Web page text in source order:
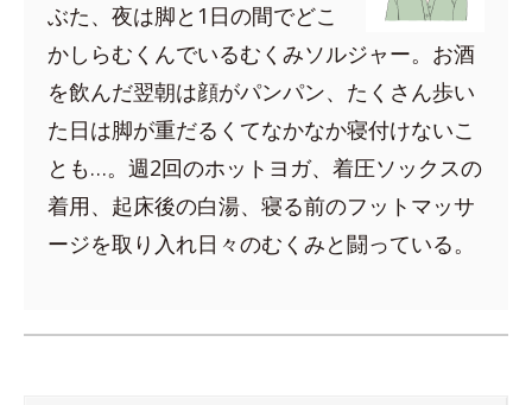
ぶた、夜は脚と1日の間でどこ
かしらむくんでいるむくみソルジャー。お酒
を飲んだ翌朝は顔がパンパン、たくさん歩い
た日は脚が重だるくてなかなか寝付けないこ
とも…。週2回のホットヨガ、着圧ソックスの
着用、起床後の白湯、寝る前のフットマッサ
ージを取り入れ日々のむくみと闘っている。